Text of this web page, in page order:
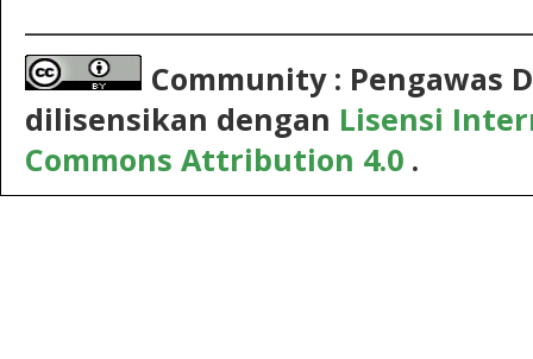
Community : Pengawas
dilisensikan dengan Lisensi
Commons Attribution 4.0 .